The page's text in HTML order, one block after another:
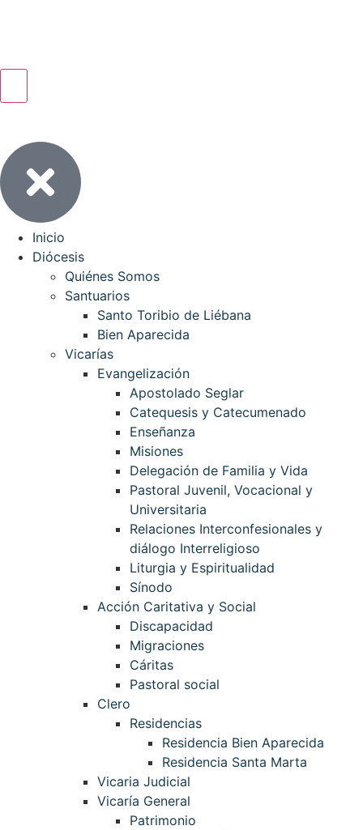
Inicio
Diócesis
Quiénes Somos
Santuarios
Santo Toribio de Liébana
Bien Aparecida
Vicarías
Evangelización
Apostolado Seglar
Catequesis y Catecumenado
Enseñanza
Misiones
Delegación de Familia y Vida
Pastoral Juvenil, Vocacional y
Universitaria
Relaciones Interconfesionales y
diálogo Interreligioso
Liturgia y Espiritualidad
Sínodo
Acción Caritativa y Social
Discapacidad
Migraciones
Cáritas
Pastoral social
Clero
Residencias
Residencia Bien Aparecida
Residencia Santa Marta
Vicaria Judicial
Vicaría General
Patrimonio